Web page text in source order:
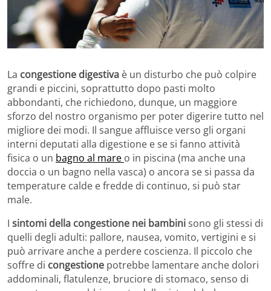
La congestione digestiva è un disturbo che può colpire
grandi e piccini, soprattutto dopo pasti molto
abbondanti, che richiedono, dunque, un maggiore
sforzo del nostro organismo per poter digerire tutto nel
migliore dei modi. Il sangue affluisce verso gli organi
interni deputati alla digestione e se si fanno attività
fisica o un bagno al mare o in piscina (ma anche una
doccia o un bagno nella vasca) o ancora se si passa da
temperature calde e fredde di continuo, si può star
male.
I sintomi della congestione nei bambinisono gli stessi di
quelli degli adulti: pallore, nausea, vomito, vertigini e si
può arrivare anche a perdere coscienza. Il piccolo che
soffre di congestione potrebbe lamentare anche dolori
addominali, flatulenze, bruciore di stomaco, senso di